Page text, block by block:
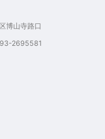
博山寺路口
2695581